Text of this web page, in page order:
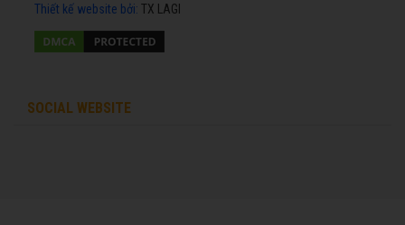
Thiết kế website bởi: TX LAGI
SOCIAL WEBSITE